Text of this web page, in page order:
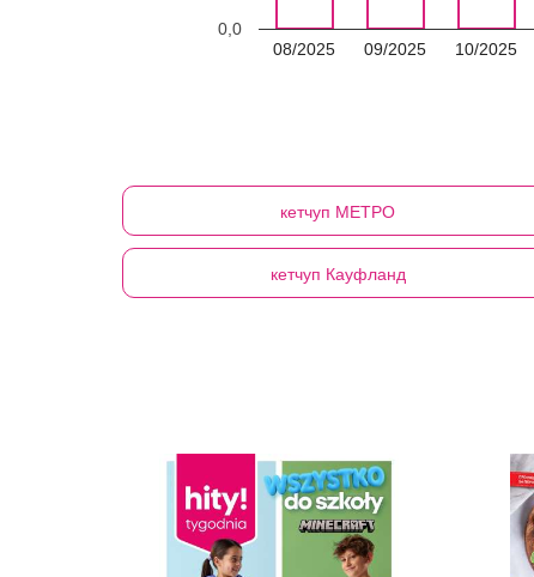
08/2025 09/2025 10/2025
0,0
кетчуп МЕТРО
кетчуп Кауфланд